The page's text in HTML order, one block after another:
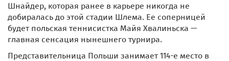
Шнайдер, которая ранее в карьере никогда не
добиралась до этой стадии Шлема. Ее соперницей
будет польская теннисистка Майя Хвалиньска —
главная сенсация нынешнего турнира.
Представительница Польши занимает 114-е место в